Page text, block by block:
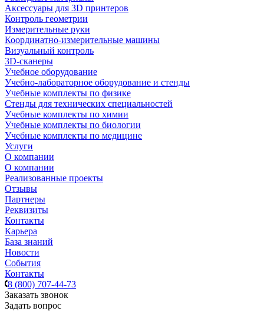
Аксессуары для 3D принтеров
Контроль геометрии
Измерительные руки
Координатно-измерительные машины
Визуальный контроль
3D-сканеры
Учебное оборудование
Учебно-лабораторное оборудование и стенды
Учебные комплекты по физике
Стенды для технических специальностей
Учебные комплекты по химии
Учебные комплекты по биологии
Учебные комплекты по медицине
Услуги
О компании
О компании
Реализованные проекты
Отзывы
Партнеры
Реквизиты
Контакты
Карьера
База знаний
Новости
События
Контакты
8 (800) 707-44-73
Заказать звонок
Задать вопрос